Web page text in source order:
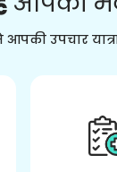
उपचार